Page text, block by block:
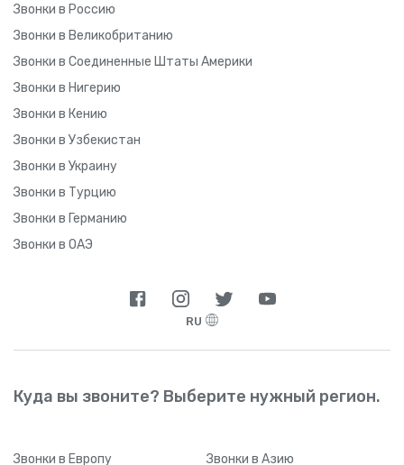
Звонки в Россию
Звонки в Великобританию
Звонки в Соединенные Штаты Америки
Звонки в Нигерию
Звонки в Кению
Звонки в Узбекистан
Звонки в Украину
Звонки в Турцию
Звонки в Германию
Звонки в ОАЭ
RU
Куда вы звоните? Выберите нужный регион.
Звонки в Европу Звонки в Азию